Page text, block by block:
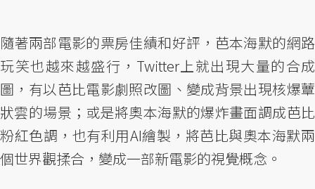
隨著兩部電影的票房佳績和好評，芭本海默的網路
玩笑也越來越盛行，Twitter上就出現大量的合成
圖，有以芭比電影劇照改圖、變成背景出現核爆蕈
狀雲的場景；或是將奧本海默的爆炸畫面調成芭比
粉紅色調，也有利用AI繪製，將芭比與奧本海默兩
個世界觀揉合，變成一部新電影的視覺概念。